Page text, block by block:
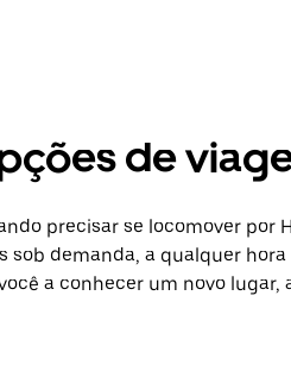
de
precisar se locomover por
sob demanda, a qualquer hora
a conhecer um novo lugar,